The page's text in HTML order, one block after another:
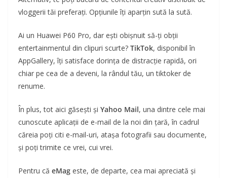
vloggerii tăi preferați. Opțiunile îți aparțin sută la sută.
Ai un Huawei P60 Pro, dar ești obișnuit să-ți obții
entertainmentul din clipuri scurte? TikTok, disponibil în
AppGallery, îți satisface dorința de distracție rapidă, ori
chiar pe cea de a deveni, la rândul tău, un tiktoker de
renume.
În plus, tot aici găsești și Yahoo Mail, una dintre cele mai
cunoscute aplicații de e-mail de la noi din țară, în cadrul
căreia poți citi e-mail-uri, atașa fotografii sau documente,
și poți trimite ce vrei, cui vrei.
Pentru că eMag este, de departe, cea mai apreciată și